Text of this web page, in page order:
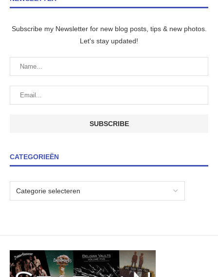
Subscribe my Newsletter for new blog posts, tips & new photos.
Let's stay updated!
CATEGORIEËN